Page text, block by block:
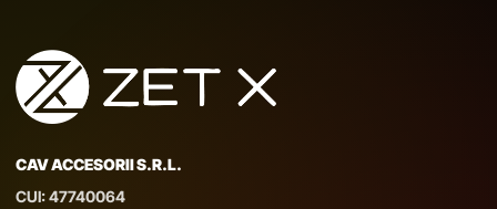
CAV ACCESORII S.R.L.
CUI: 47740064